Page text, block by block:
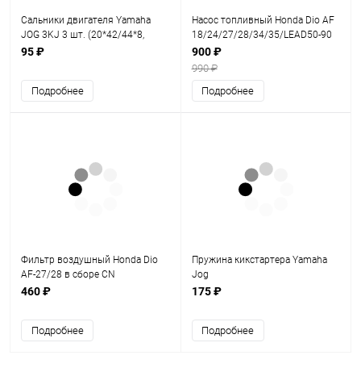
Сальники двигателя Yamaha
JOG 3KJ 3 шт. (20*42/44*8,
20*30*6, 17*28*5,5) SEE TAIWAN
95 ₽
Подробнее
Насос топливный Honda Dio AF
18/24/27/28/34/35/LEAD50-90
FDF
900 ₽
990 ₽
Подробнее
Фильтр воздушный Honda Dio
AF-27/28 в сборе CN
460 ₽
Подробнее
Пружина кикстартера Yamaha
Jog
175 ₽
Подробнее